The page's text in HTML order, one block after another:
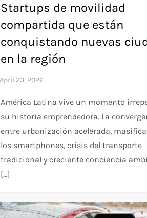
Startups de movilidad
compartida que están
conquistando nuevas
en la región
América Latina vive un momento
su historia emprendedora. La
entre urbanización acelerada,
los smartphones, crisis del transporte
tradicional y creciente conciencia
[…]